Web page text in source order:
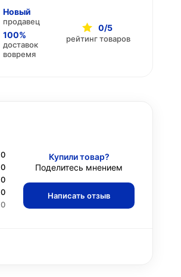
Новый
продавец
100%
доставок
вовремя
0/5
рейтинг товаров
0
0
0
0
0
Купили товар?
Поделитесь мнением
Написать отзыв